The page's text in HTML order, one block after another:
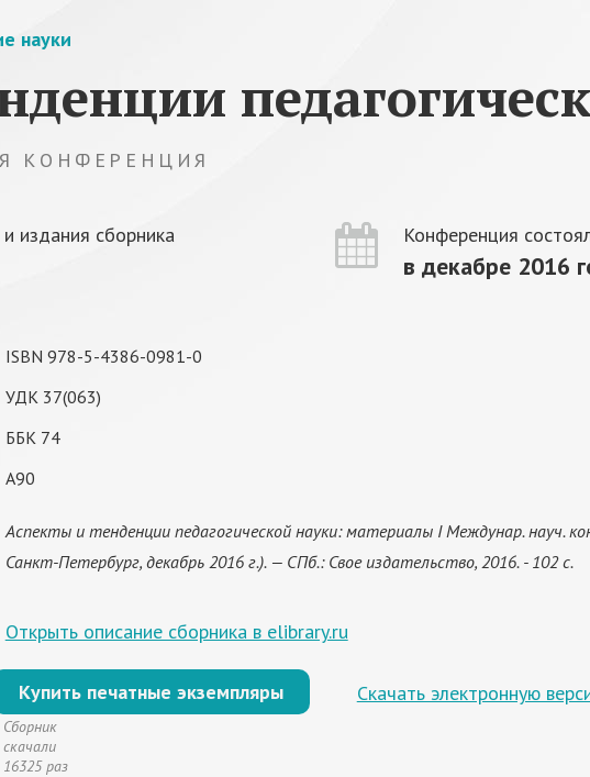
науки
КОНФЕРЕНЦИЯ
издания сборника Конференция
в декабре 2016
ISBN 978-5-4386-0981-0
УДК 37(063)
ББК 74
А90
Аспекты и тенденции педагогической науки: материалы I Междунар. науч.
Санкт-Петербург, декабрь 2016 г.). — СПб.: Свое издательство, 2016. - 102 с.
Открыть описание сборника в elibrary.ru
Купить печатные экземпляры Скачать электронную
Сборник
скачали
16325 раз